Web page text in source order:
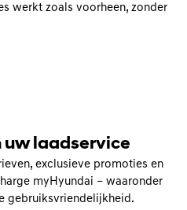
werkt zoals voorheen, zonder
uw laadservice
exclusieve promoties en
myHyundai – waaronder
gebruiksvriendelijkheid.